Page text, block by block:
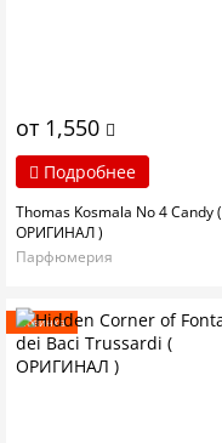
от 1,550
Подробнее
Thomas Kosmala No 4 Candy (
ОРИГИНАЛ )
Парфюмерия
Новинка